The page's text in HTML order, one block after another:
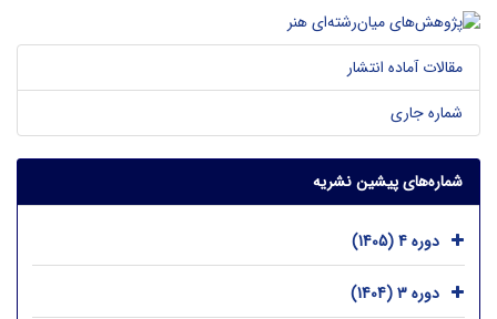
مقالات آماده انتشار
شماره جاری
شماره‌های پیشین نشریه
دوره 4 (1405)
دوره 3 (1404)